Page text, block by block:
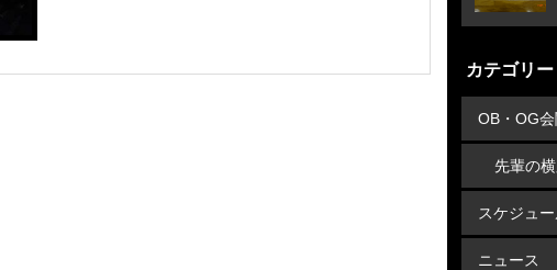
カテゴリー
OB・OG
先輩の
スケジュ
ニュース